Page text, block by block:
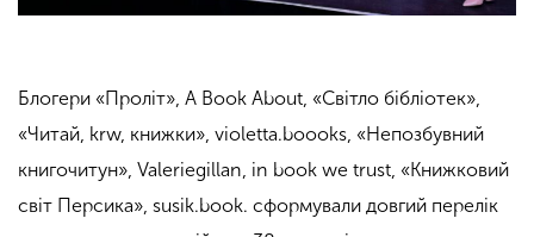
Блогери «Проліт», A Book About, «Світло бібліотек»,
«Читай, krw, книжки», violetta.boooks, «Непозбувний
книгочитун», Valeriegillan, in book we trust, «Книжковий
світ Персика», susik.book. сформували довгий перелік